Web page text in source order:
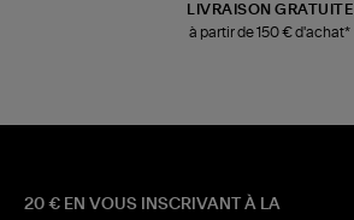
LIVRAISON GRATUITE
à partir de 150 € d'achat*
20 € EN VOUS INSCRIVANT À LA